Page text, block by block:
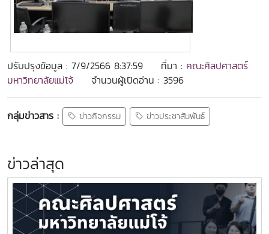
ปรับปรุงข้อมูล : 7/9/2566 8:37:59 ที่มา : คณะศิลปศาสตร์
มหาวิทยาลัยแม่โจ้
จำนวนผู้เปิดอ่าน : 3596
กลุ่มข่าวสาร : ข่าวกิจกรรม ข่าวประชาสัมพันธ์
ข่าวล่าสุด